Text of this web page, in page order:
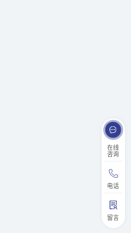
在线
咨询
电话
留言